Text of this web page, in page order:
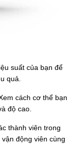
suất của bạn để
quả.
cách cơ thể bạn
độ cao.
thành viên trong
động viên cùng